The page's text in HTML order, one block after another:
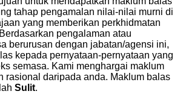
tahap pengamalan nilai-nilai murni di
yang memberikan perkhidmatan
pengalaman atau
berurusan dengan jabatan/agensi ini,
kepada pernyataan-pernyataan yang
semasa. Kami menghargai maklum
rasional daripada anda. Maklum balas
Sulit.